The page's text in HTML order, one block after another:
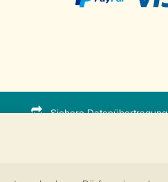
Sichere Datenübertragung